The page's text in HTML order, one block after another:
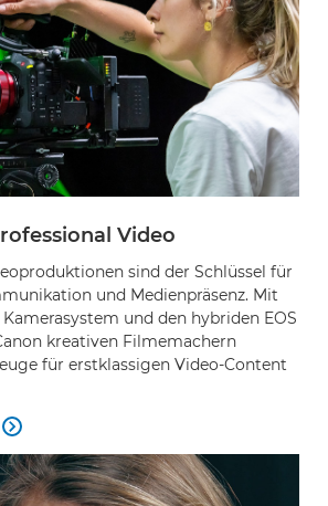
EVENT FINDEN
Code? Jetztfür einen Workshop
zu exklusiven Inhalten und
Video
sind der Schlüssel für
und Medienpräsenz. Mit
und den hybriden EOS
kreativen Filmemachern
für erstklassigen Video-Content
